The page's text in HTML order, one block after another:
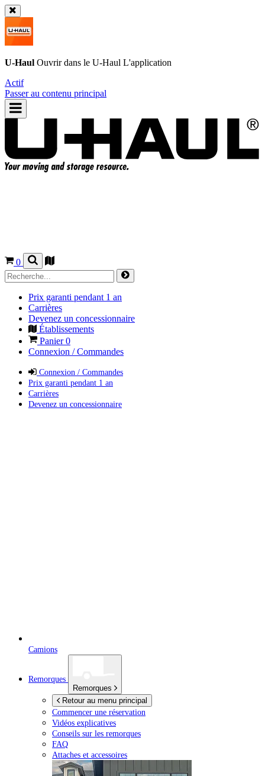
U-Haul Ouvrir dans le U-Haul L'application
Actif
Passer au contenu principal
0
Prix garanti pendant 1 an
Carrières
Devenez un concessionnaire
Établissements
Panier0
Connexion / Commandes
Connexion / Commandes
Prix garanti pendant 1 an
Carrières
Devenez un concessionnaire
Camions
Remorques
Remorques
Retour au menu principal
Commencer une réservation
Vidéos explicatives
Conseils sur les remorques
FAQ
Attaches et accessoires